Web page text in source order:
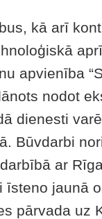
kā arī
apvienība
nodot
dienesti
Būvdarbi
ar
īsteno jaunā
pārvada uz